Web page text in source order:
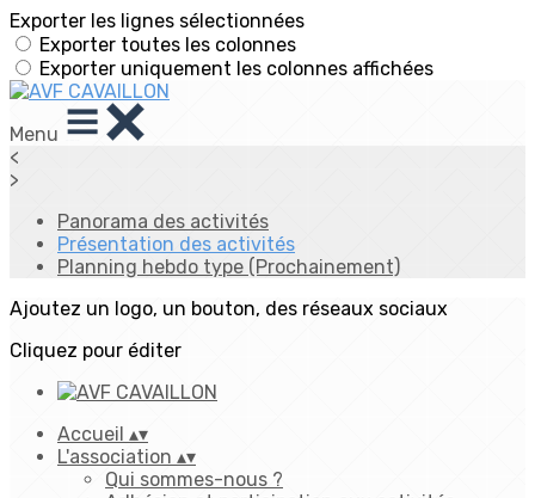
Exporter les lignes sélectionnées
Exporter toutes les colonnes
Exporter uniquement les colonnes affichées
Menu
<
>
Panorama des activités
Présentation des activités
Planning hebdo type (Prochainement)
Ajoutez un logo, un bouton, des réseaux sociaux
Cliquez pour éditer
Accueil ▴▾
L'association ▴▾
Qui sommes-nous ?